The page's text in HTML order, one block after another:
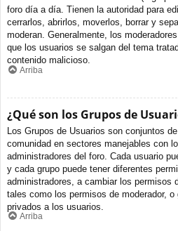
foro día a día. Tienen la autoridad para
cerrarlos, abrirlos, moverlos, borrar y
moderan. Generalmente, los
que los usuarios se salgan del tema
contenido malicioso.
Arriba
¿Qué son los Grupos de
Los Grupos de Usuarios son conjuntos
comunidad en sectores manejables con
administradores del foro. Cada usuario
y cada grupo puede tener diferentes
administradores, a cambiar los permisos
tales como los permisos de moderador,
privados a los usuarios.
Arriba